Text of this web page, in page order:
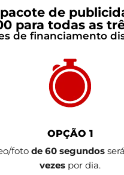
de
para todas as
de financiamento
OPÇÃO 1
foto de 60 segundosserá
vezes por dia.